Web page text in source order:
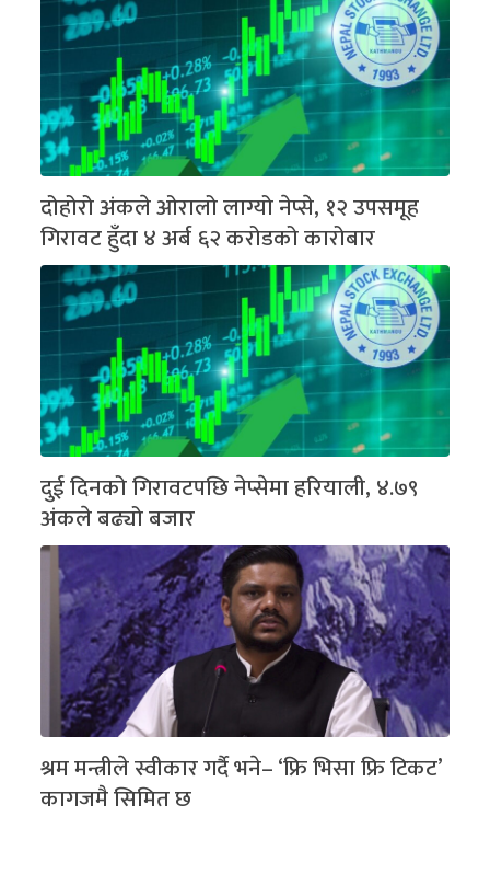
दोहोरो अंकले ओरालो लाग्यो नेप्से, १२ उपसमूह
गिरावट हुँदा ४ अर्ब ६२ करोडको कारोबार
दुई दिनको गिरावटपछि नेप्सेमा हरियाली, ४.७९
अंकले बढ्यो बजार
श्रम मन्त्रीले स्वीकार गर्दै भने– ‘फ्रि भिसा फ्रि टिकट’
कागजमै सिमित छ